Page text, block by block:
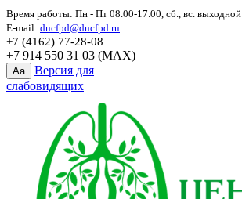
Время работы: Пн - Пт 08.00-17.00, сб., вс. выходной
E-mail: dncfpd@dncfpd.ru
+7 (4162) 77-28-08
+7 914 550 31 03 (MAX)
Aa
Версия для
слабовидящих